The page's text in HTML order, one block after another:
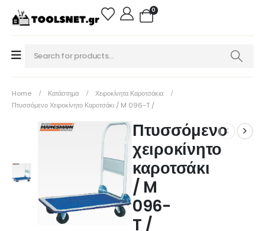
0
Home Κατάστημα
Χειροκίνητα Καροτσάκια
Πτυσσόμενο Χειροκίνητο Καροτσάκι / M 096-T /
Πτυσσόμενο
χειροκίνητο
καροτσάκι
/ M
096-
T /